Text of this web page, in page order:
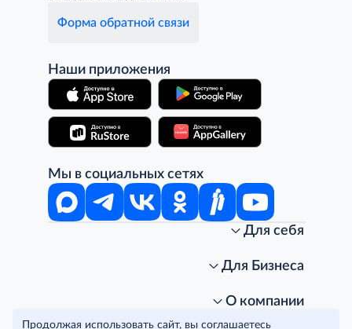
Форма обратной связи
Наши приложения
Мы в социальных сетях
Для себя
Стань клиентом METRO
Для Бизнеса
Получить карту для бизнеса
О компании
Продолжая использовать сайт, вы соглашаетесь